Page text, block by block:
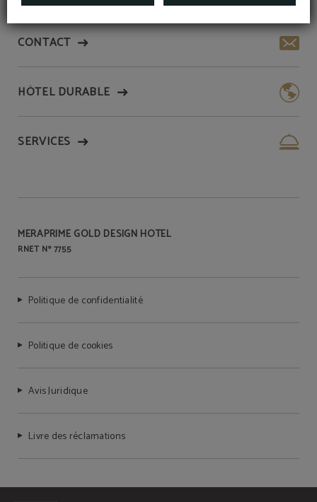
CONTACT
HÔTEL DURABLE
SERVICES
MERAPRIME GOLD DESIGN HOTEL
RNET Nº 7755
Politique de confidentialité
Politique de cookies
Avis Juridique
Livre des réclamations